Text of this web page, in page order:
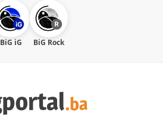
BiG iG BiG Rock